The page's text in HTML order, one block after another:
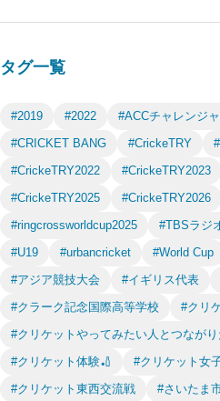
タグ一覧
#2019 #2022 #ACCチャレンジ
#CRICKET BANG
#CrickeTRY
#CrickeTRY2022
#CrickeTRY2023
#CrickeTRY2025
#CrickeTRY2026
#ringcrossworldcup2025
#TBSラジ
#U19
#urbancricket #World Cup
#アジア競技大会
#イギリス代表
#クラーク記念国際高等学校
#クリ
#クリケットやってみたい人とつなが
#クリケット体験🏏
#クリケット女
#クリケット東西交流戦
#さいたま